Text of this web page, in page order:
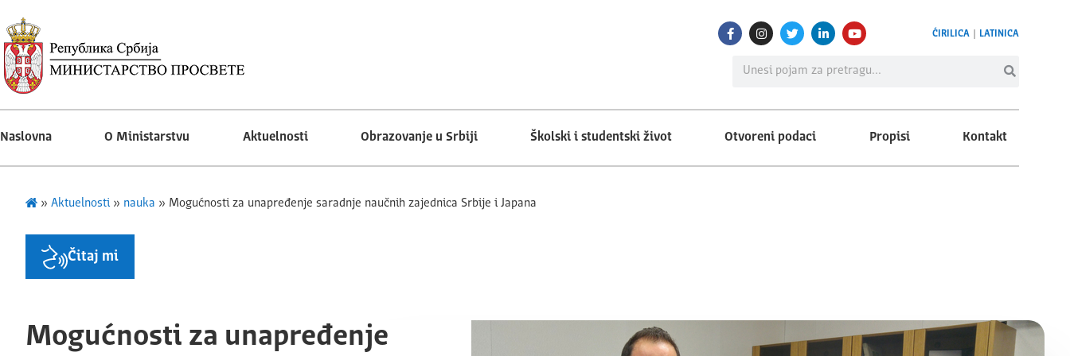
ĆIRILICA LATINICA
Naslovna O Ministarstvu Aktuelnosti Obrazovanje u Srbiji Školski i studentski život Otvoreni podaci Propisi Kontakt
» Aktuelnosti» nauka » Mogućnosti za unapređenje saradnje naučnih zajednica Srbije i Japana
Čitaj mi
Mogućnosti za unapređenje